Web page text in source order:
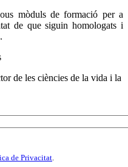
mòduls de formació per a
de que siguin homologats i
de les ciències de la vida i la
de Privacitat.